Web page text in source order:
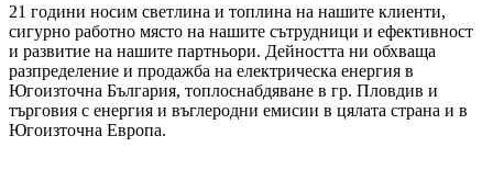
21 години носим светлина и топлина на нашите клиенти,
сигурно работно място на нашите сътрудници и ефективност
и развитие на нашите партньори. Дейността ни обхваща
разпределение и продажба на електрическа енергия в
Югоизточна България, топлоснабдяване в гр. Пловдив и
търговия с енергия и въглеродни емисии в цялата страна и в
Югоизточна Европа.